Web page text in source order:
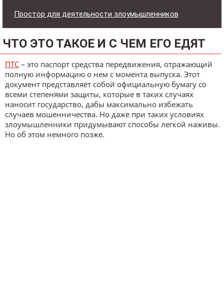
Простор для деятельности злоумышленников
ЧТО ЭТО ТАКОЕ И С ЧЕМ ЕГО ЕДЯТ
ПТС – это паспорт средства передвижения, отражающий
полную информацию о нем с момента выпуска. Этот
документ представляет собой официальную бумагу со
всеми степенями защиты, которые в таких случаях
наносит государство, дабы максимально избежать
случаев мошенничества. Но даже при таких условиях
злоумышленники придумывают способы легкой наживы.
Но об этом немного позже.